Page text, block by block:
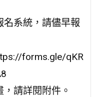
名系統，請儘早報
forms.gle/qKR
請詳閱附件。